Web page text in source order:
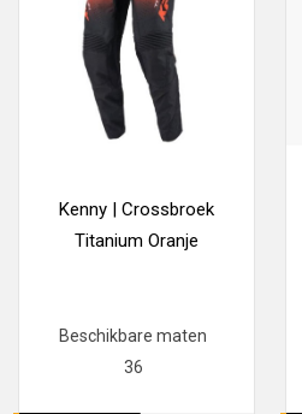
Kenny | Crossbroek
Titanium Oranje
Beschikbare maten
36